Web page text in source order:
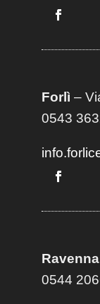
Forlì –
0543
Ravenna
0544